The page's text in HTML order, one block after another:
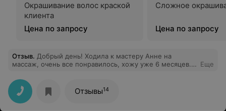
Окрашивание волос краской
клиента
Цена по запросу
Сложное
Цена по запросу
Отзыв. Добрый день! Ходила к мастеру Анне на
массаж, очень все понравилось, хожу уже 6 месяцев.
пожалеете. Как человек очень приветливый, хороший,
внимательный, выслушает ваши пожелания, если
нужно посоветует.
Еще
Отзывы14